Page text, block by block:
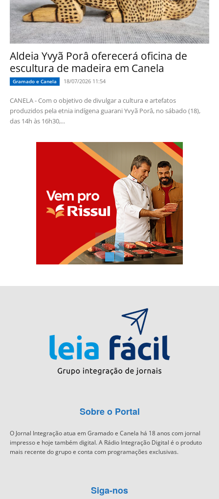
Aldeia Yvyã Porâ oferecerá oficina de
escultura de madeira em Canela
Gramado e Canela 18/07/2026 11:54
CANELA - Com o objetivo de divulgar a cultura e artefatos
produzidos pela etnia indígena guarani Yvyã Porâ, no sábado (18),
das 14h às 16h30,...
Sobre o Portal
O Jornal Integração atua em Gramado e Canela há 18 anos com jornal
impresso e hoje também digital. A Rádio Integração Digital é o produto
mais recente do grupo e conta com programações exclusivas.
Siga-nos